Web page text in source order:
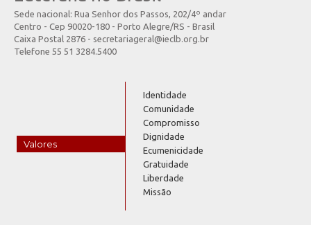
Sede nacional: Rua Senhor dos Passos, 202/4º andar
Centro - Cep 90020-180 - Porto Alegre/RS - Brasil
Caixa Postal 2876 - secretariageral@ieclb.org.br
Telefone 55 51 3284.5400
Valores
Identidade
Comunidade
Compromisso
Dignidade
Ecumenicidade
Gratuidade
Liberdade
Missão